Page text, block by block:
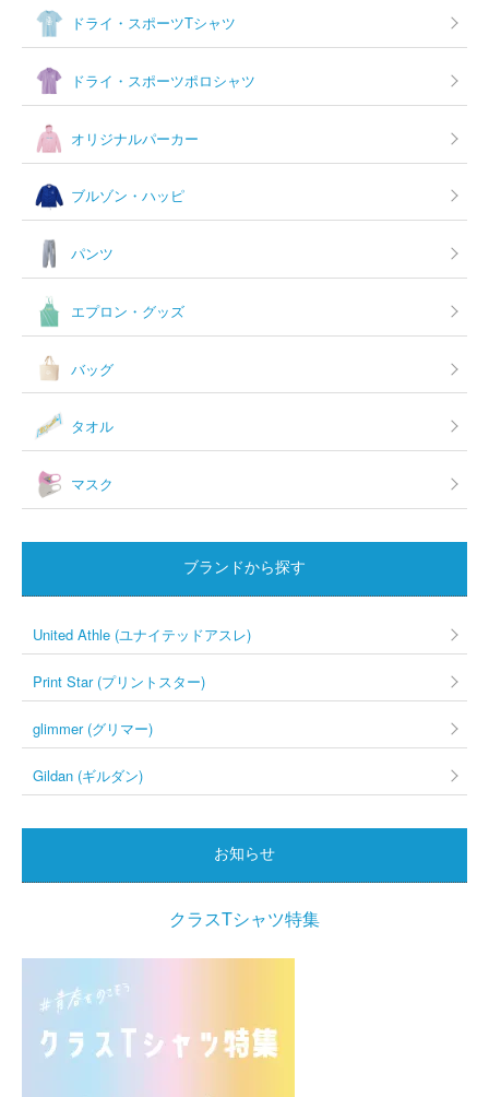
ドライ・スポーツTシャツ
ドライ・スポーツポロシャツ
オリジナルパーカー
ブルゾン・ハッピ
パンツ
エプロン・グッズ
バッグ
タオル
マスク
ブランドから探す
United Athle (ユナイテッドアスレ)
Print Star (プリントスター)
glimmer (グリマー)
Gildan (ギルダン)
お知らせ
クラスTシャツ特集